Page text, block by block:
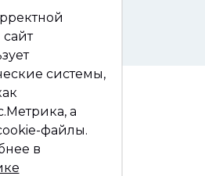
системы,
а
файлы.
в